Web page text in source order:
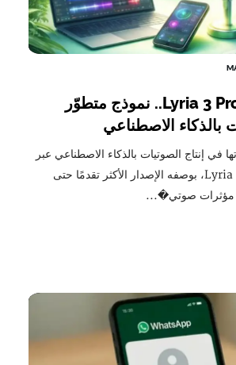
جوجل تطلق Lyria 3 Pro.. نموذج متطوّر
بالذكاء الاصطناعي
إنتاج الصوتيات بالذكاء الاصطناعي عبر
إطلاق نموذج Lyria 3 Pro، بوصفه الإصدار الأكثر تقدمًا حتى
مؤثرات صوتي�...